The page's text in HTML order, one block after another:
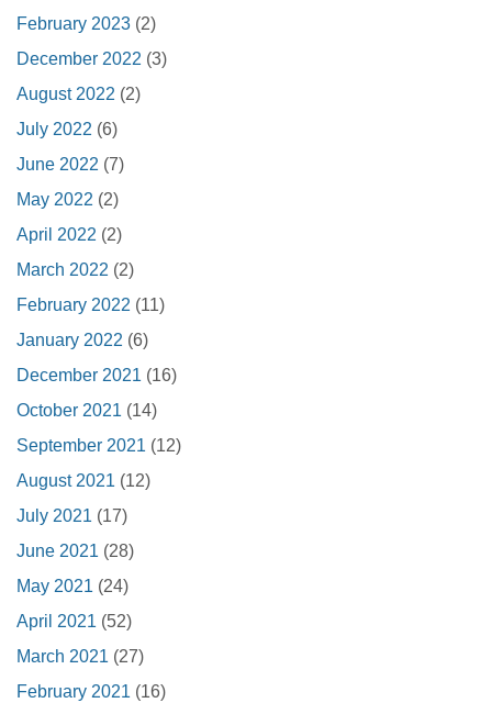
February 2023 (2)
December 2022 (3)
August 2022 (2)
July 2022 (6)
June 2022 (7)
May 2022 (2)
April 2022 (2)
March 2022 (2)
February 2022 (11)
January 2022 (6)
December 2021 (16)
October 2021 (14)
September 2021 (12)
August 2021 (12)
July 2021 (17)
June 2021 (28)
May 2021 (24)
April 2021 (52)
March 2021 (27)
February 2021 (16)